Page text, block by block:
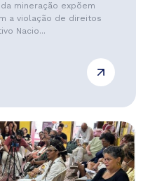
mineração expõem
a violação de direitos
Nacio...